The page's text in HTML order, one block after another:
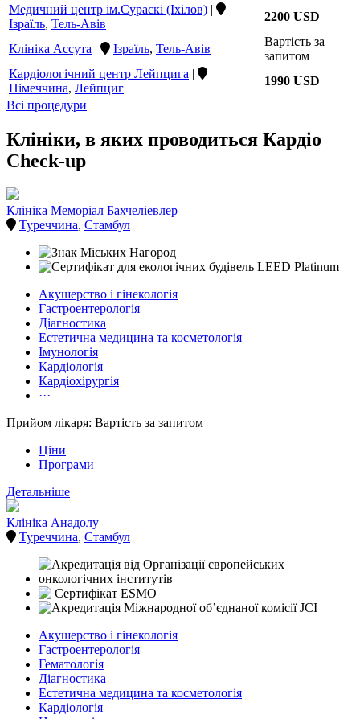
Медичний центр ім.Сураскі (Іхілов) |
Ізраїль, Тель-Авів
2200 USD
Клініка Ассута | Ізраїль, Тель-Авів
Вартість за
запитом
Кардіологічний центр Лейпцига |
Німеччина, Лейпциг
1990 USD
Всі процедури
Клініки, в яких проводиться Кардіо
Check-up
Клініка Меморіал Бахчеліевлер
Туреччина, Стамбул
Акушерство і гінекологія
Гастроентерологія
Діагностика
Естетична медицина та косметологія
Імунологія
Кардіологія
Кардіохірургія
···
Прийом лікаря: Вартість за запитом
Ціни
Програми
Детальніше
Клініка Анадолу
Туреччина, Стамбул
Акушерство і гінекологія
Гастроентерологія
Гематологія
Діагностика
Естетична медицина та косметологія
Кардіологія